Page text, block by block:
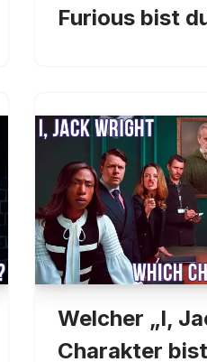
Furious bist
Welcher „I,
Charakter